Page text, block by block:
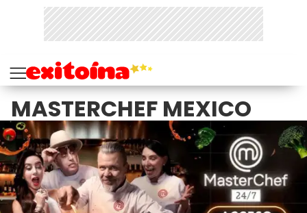
MASTERCHEF MEXICO